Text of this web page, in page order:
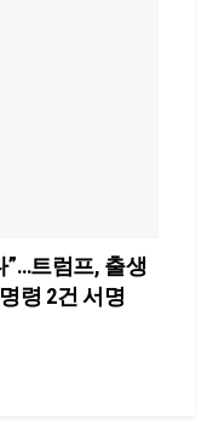
”…트럼프, 출생
령 2건 서명